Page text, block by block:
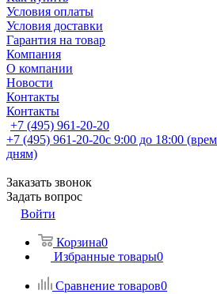
Условия оплаты
Условия доставки
Гарантия на товар
Компания
О компании
Новости
Контакты
Контакты
+7 (495) 961-20-20
+7 (495) 961-20-20с 9:00 до 18:00
дням)
Заказать звонок
Задать вопрос
Войти
Корзина0
Избранные товары0
Сравнение товаров0